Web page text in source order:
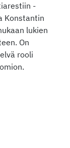
-
Konstantin
lukien
On
rooli